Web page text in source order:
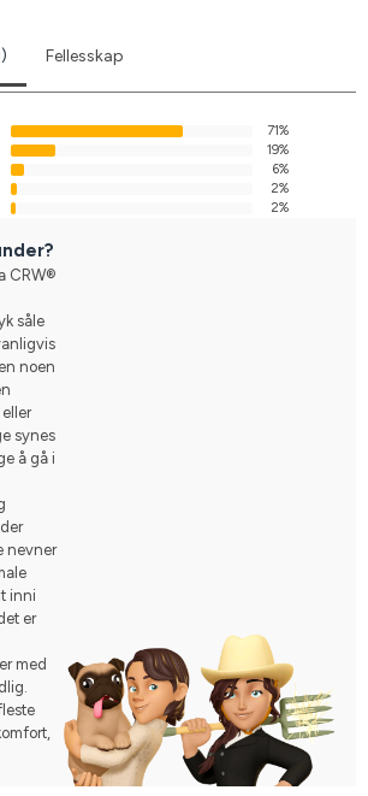
Fellesskap
71%
19%
6%
2%
2%
CRW®
såle
noen
synes
å gå i
nevner
inni
er
med